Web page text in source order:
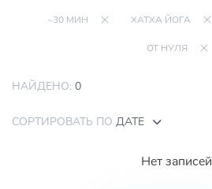
~30 МИН ХАТХА ЙОГА
ОТ НУЛЯ
НАЙДЕНО: 0
СОРТИРОВАТЬ ПО ДАТЕ
Нет записей